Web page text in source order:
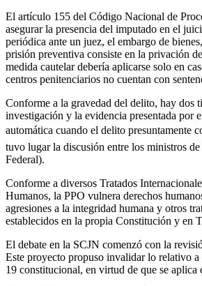
El artículo 155 del Código Nacional de
asegurar la presencia del imputado en el
periódica ante un juez, el embargo de
prisión preventiva consiste en la privación
medida cautelar debería aplicarse solo en
centros penitenciarios no cuentan con
Conforme a la gravedad del delito, hay dos
investigación y la evidencia presentada por
automática cuando el delito
tuvo lugar la discusión entre los ministros
Federal).
Conforme a diversos Tratados
Humanos, la PPO vulnera derechos
agresiones a la integridad humana y otros
establecidos en la propia Constitución y en
El debate en la SCJN comenzó con la
Este proyecto propuso invalidar lo relativo
19 constitucional, en virtud de que se